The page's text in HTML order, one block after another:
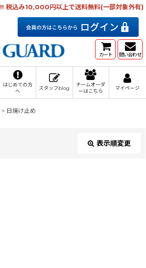
税込み10,000円以上で送料無料(一部対象外有)
カート 問い合わせ
はじめての方
へ
スタッフblog
チームオーダ
ーはこちら
マイページ
> 日焼け止め
表示順変更